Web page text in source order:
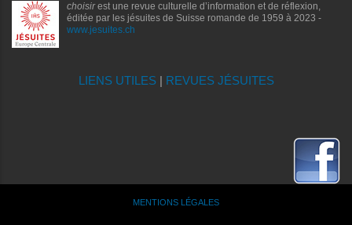
choisirest une revue culturelle d’information et de réflexion,
éditée par les jésuites de Suisse romande de 1959 à 2023 -
www.jesuites.ch
LIENS UTILES| REVUES JÉSUITES
MENTIONS LÉGALES